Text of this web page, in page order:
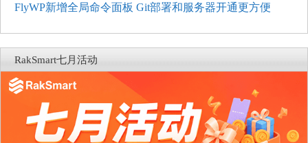
FlyWP新增全局命令面板 Git部署和服务器开通更方便
RakSmart七月活动